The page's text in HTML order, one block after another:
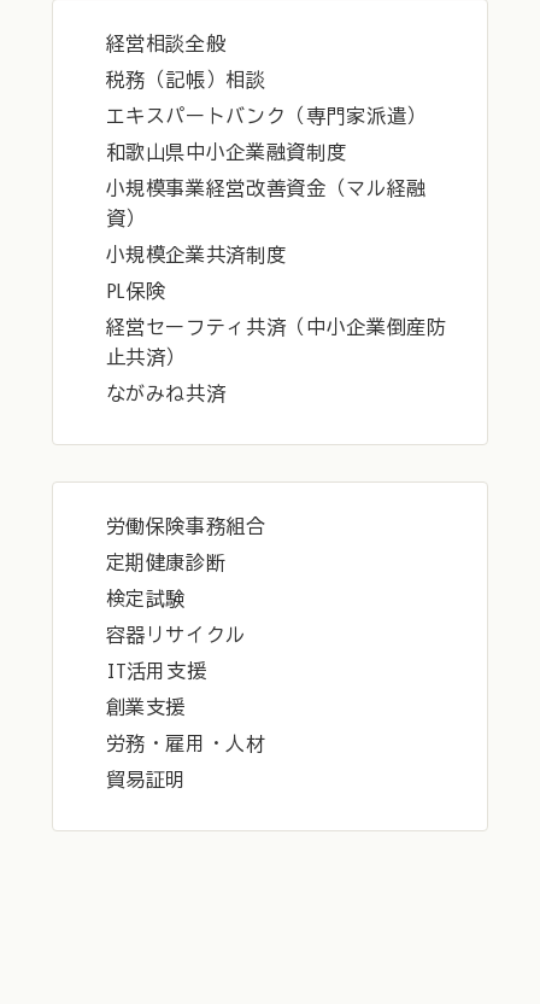
経営相談全般
税務（記帳）相談
エキスパートバンク（専門家派遣）
和歌山県中小企業融資制度
小規模事業経営改善資金（マル経融
資）
小規模企業共済制度
PL保険
経営セーフティ共済（中小企業倒産防
止共済）
ながみね共済
労働保険事務組合
定期健康診断
検定試験
容器リサイクル
IT活用支援
創業支援
労務・雇用・人材
貿易証明